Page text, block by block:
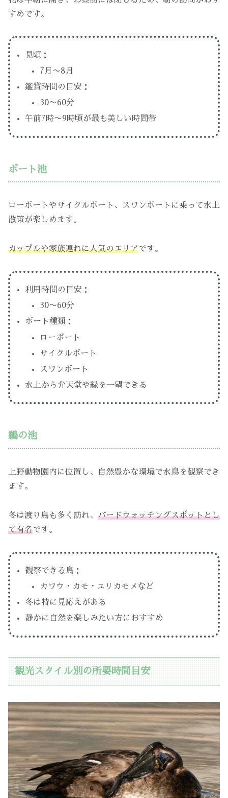
すめです。
見頃：
7月〜8月
鑑賞時間の目安：
30〜60分
午前7時〜9時頃が最も美しい時間帯
ボート池
ローボートやサイクルボート、スワンボートに乗って水上
散策が楽しめます。
カップルや家族連れに人気のエリアです。
利用時間の目安：
30〜60分
ボート種類：
ローボート
サイクルボート
スワンボート
水上から弁天堂や緑を一望できる
鵜の池
上野動物園内に位置し、自然豊かな環境で水鳥を観察でき
ます。
冬は渡り鳥も多く訪れ、 バードウォッチングスポットとし
て有名です。
観察できる鳥：
カワウ・カモ・ユリカモメなど
冬は特に見応えがある
静かに自然を楽しみたい方におすすめ
観光スタイル別の所要時間目安